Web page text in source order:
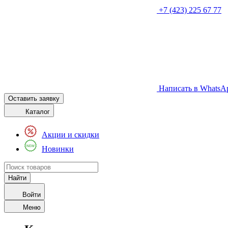
+7 (423) 225 67 77
Написать в
Оставить заявку
Каталог
Акции и скидки
Новинки
Войти
Меню